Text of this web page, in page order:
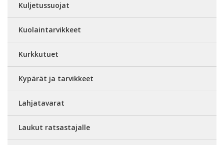
Kuljetussuojat
Kuolaintarvikkeet
Kurkkutuet
Kypärät ja tarvikkeet
Lahjatavarat
Laukut ratsastajalle